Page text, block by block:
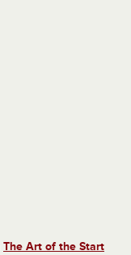
The Art of the Start